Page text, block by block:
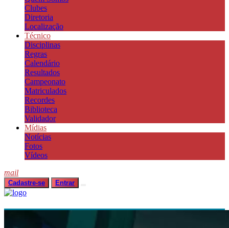
Clubes
Diretoria
Localização
Técnico
Disciplinas
Regras
Calendário
Resultados
Campeonato
Matriculados
Recordes
Biblioteca
Validador
Mídias
Notícias
Fotos
Vídeos
mail
Cadastre-se Entrar